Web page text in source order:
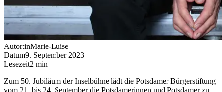
Autor:inMarie-Luise
Datum9. September 2023
Lesezeit2 min
Zum 50. Jubiläum der Inselbühne lädt die Potsdamer Bürgerstiftung
vom 21. bis 24. September die Potsdamerinnen und Potsdamer zu